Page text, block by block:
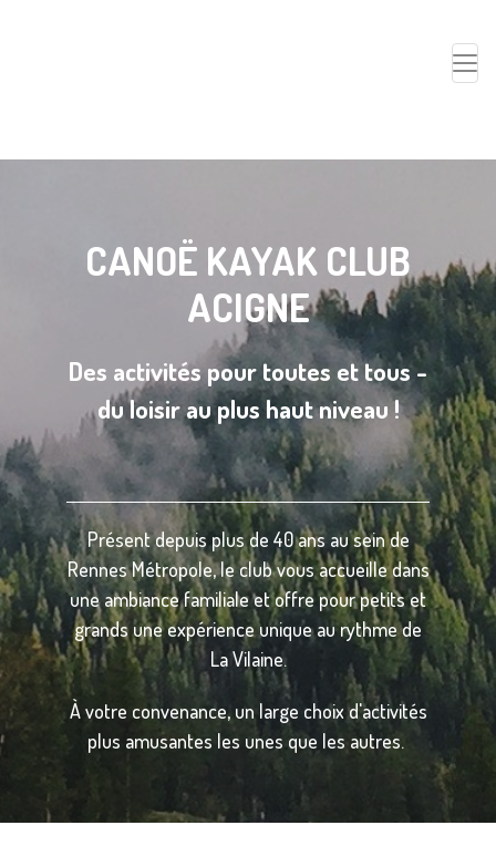
CANOË KAYAK CLUB
ACIGNE
Des activités pour toutes et tous -
du loisir au plus haut niveau !
Présent depuis plus de 40 ans au sein de
Rennes Métropole, le club vous accueille dans
une ambiance familiale et offre pour petits et
grands une expérience unique au rythme de
La Vilaine.
À votre convenance, un large choix d'activités
plus amusantes les unes que les autres.